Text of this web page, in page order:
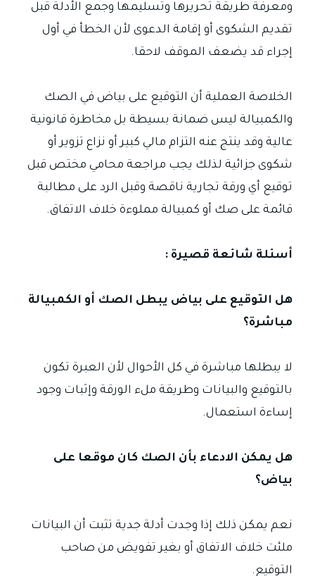
ومعرفة طريقة تحريرها وتسليمها وجمع الأدلة قبل
تقديم الشكوى أو إقامة الدعوى لأن الخطأ في أول
إجراء قد يضعف الموقف لاحقا.
الخلاصة العملية أن التوقيع على بياض في الصك
والكمبيالة ليس ضمانة بسيطة بل مخاطرة قانونية
عالية وقد ينتج عنه التزام مالي كبير أو نزاع تزوير أو
شكوى جزائية لذلك يجب مراجعة محامي مختص قبل
توقيع أي ورقة تجارية ناقصة وقبل الرد على مطالبة
قائمة على صك أو كمبيالة مملوءة خلاف الاتفاق.
أسئلة شائعة قصيرة :
هل التوقيع على بياض يبطل الصك أو الكمبيالة
مباشرة؟
لا يبطلها مباشرة في كل الأحوال لأن العبرة تكون
بالتوقيع والبيانات وطريقة ملء الورقة وإثبات وجود
إساءة استعمال.
هل يمكن الادعاء بأن الصك كان موقعا على
بياض؟
نعم يمكن ذلك إذا وجدت أدلة جدية تثبت أن البيانات
ملئت خلاف الاتفاق أو بغير تفويض من صاحب
التوقيع.